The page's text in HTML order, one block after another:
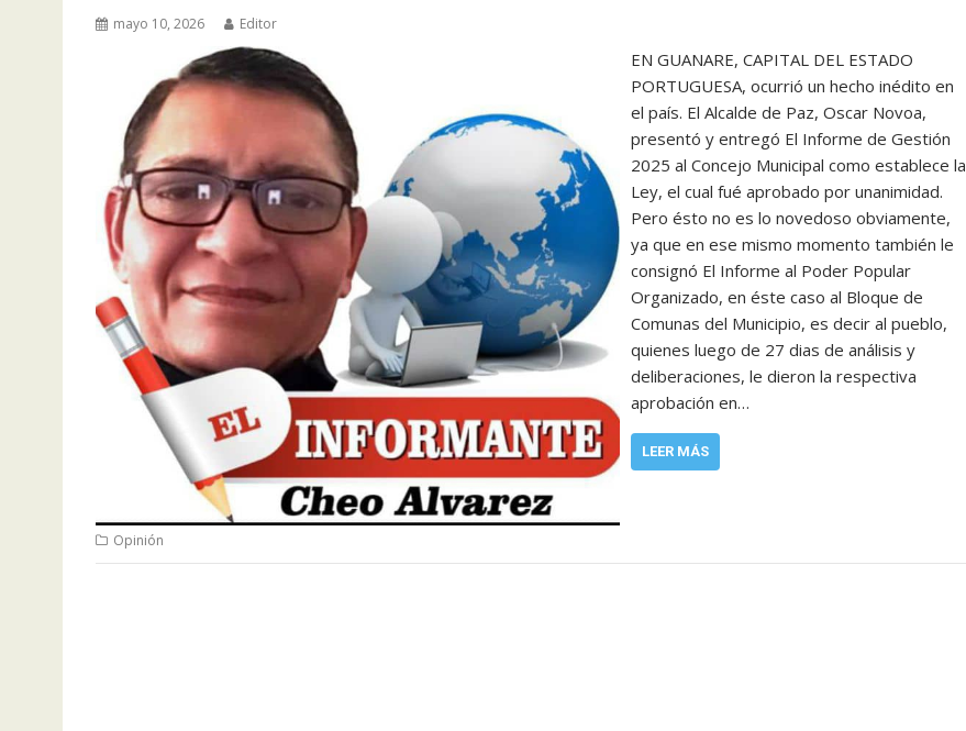
mayo 10, 2026 Editor
EN GUANARE, CAPITAL DEL ESTADO
PORTUGUESA, ocurrió un hecho inédito en
el país. El Alcalde de Paz, Oscar Novoa,
presentó y entregó El Informe de Gestión
2025 al Concejo Municipal como establece la
Ley, el cual fué aprobado por unanimidad.
Pero ésto no es lo novedoso obviamente,
ya que en ese mismo momento también le
consignó El Informe al Poder Popular
Organizado, en éste caso al Bloque de
Comunas del Municipio, es decir al pueblo,
quienes luego de 27 dias de análisis y
deliberaciones, le dieron la respectiva
aprobación en…
LEER MÁS
Opinión